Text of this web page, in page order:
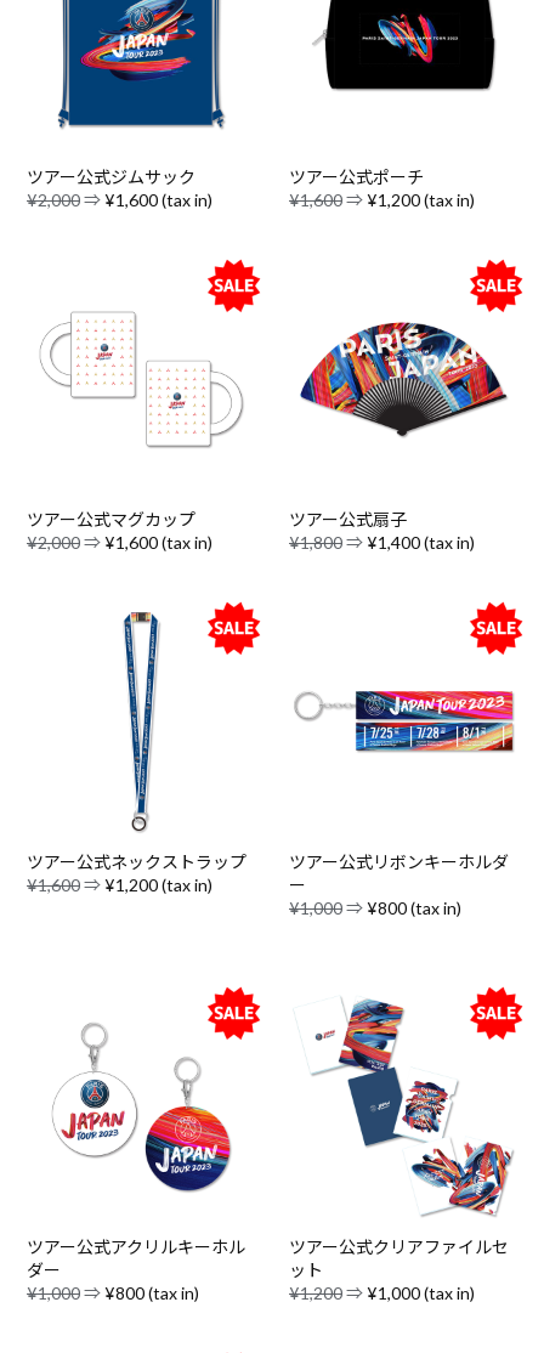
ツアー公式ジムサック
¥2,000⇒¥1,600 (tax in)
ツアー公式ポーチ
¥1,600⇒¥1,200 (tax in)
ツアー公式マグカップ
¥2,000⇒¥1,600 (tax in)
ツアー公式扇子
¥1,800⇒¥1,400 (tax in)
ツアー公式ネックストラップ
¥1,600⇒¥1,200 (tax in)
ツアー公式リボンキーホルダ
ー
¥1,000⇒¥800 (tax in)
ツアー公式アクリルキーホル
ダー
¥1,000⇒¥800 (tax in)
ツアー公式クリアファイルセ
ット
¥1,200⇒¥1,000 (tax in)